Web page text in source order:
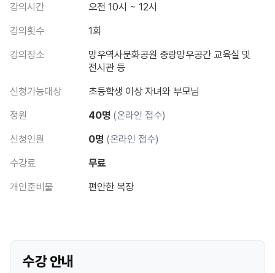
강의시간
오전 10시 ~ 12시
강의횟수
1회
강의장소
망우역사문화공원 중랑망우공간 교육실 및
전시관 등
신청가능대상
초등학생 이상 자녀와 부모님
정원
40명 (온라인 접수)
신청인원
0명 (온라인 접수)
수강료
무료
개인준비물
편안한 복장
수강 안내